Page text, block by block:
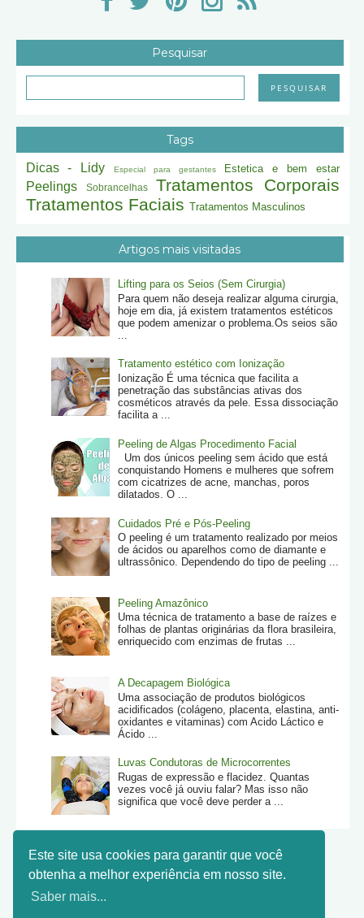
Este site usa cookies para garantir que você
obtenha a melhor experiência em nosso site.
Saber mais...
Pesquisar
Tags
Dicas - Lidy Especial para gestantes Estetica e bem estar
Peelings Sobrancelhas
Tratamentos Corporais
Tratamentos Faciais Tratamentos Masculinos
Artigos mais visitadas
Lifting para os Seios (Sem Cirurgia)
Para quem não deseja realizar alguma cirurgia,
hoje em dia, já existem tratamentos estéticos
que podem amenizar o problema.Os seios são
Tratamento estético com Ionização
Ionização É uma técnica que facilita a
penetração das substâncias ativas dos
cosméticos através da pele. Essa dissociação
facilita a ...
Peeling de Algas Procedimento Facial
Um dos únicos peeling sem ácido que está
conquistando Homens e mulheres que sofrem
com cicatrizes de acne, manchas, poros
dilatados. O ...
Cuidados Pré e Pós-Peeling
O peeling é um tratamento realizado por meios
de ácidos ou aparelhos como de diamante e
ultrassônico. Dependendo do tipo de peeling ...
Peeling Amazônico
Uma técnica de tratamento a base de raízes e
folhas de plantas originárias da flora brasileira,
enriquecido com enzimas de frutas ...
A Decapagem Biológica
Uma associação de produtos biológicos
acidificados (colágeno, placenta, elastina, anti-
oxidantes e vitaminas) com Acido Láctico e
Ácido ...
Luvas Condutoras de Microcorrentes
Rugas de expressão e flacidez. Quantas
vezes você já ouviu falar? Mas isso não
significa que você deve perder a ...